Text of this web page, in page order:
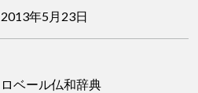
2013年5月23日
ロベール仏和辞典